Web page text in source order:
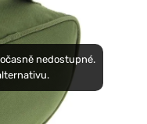
nedostupné.